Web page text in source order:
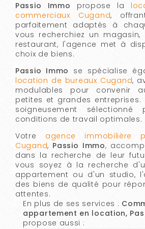
Passio Immo propose la
commerciaux Cugand,
parfaitement adaptés à
vous recherchiez un
restaurant, l'agence met à
choix de biens.
Passio Immo se spécialise
location de bureaux Cugand,
modulables pour convenir
petites et grandes entreprises.
soigneusement
conditions de travail optimales.
Votre agence immobilière
Cugand, Passio Immo,
dans la recherche de leur
vous soyez à la recherche
appartement ou d'un studio,
des biens de qualité pour
attentes.
En plus de ses services :
appartement en location,
propose aussi :